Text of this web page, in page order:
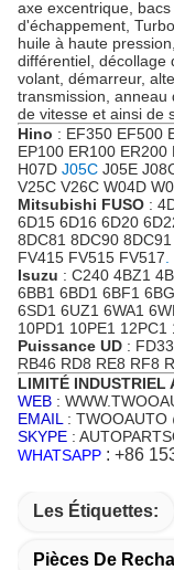
axe excentrique,
d'échappement,
huile à haute
différentiel, décollage
volant, démarreur,
transmission, anneau
de vitesse et ainsi de
Hino : EF350 EF500
EP100 ER100
H07D J05C J05E
V25C V26C W04D
Mitsubishi FUSO :
6D15 6D16 6D20
8DC81 8DC90
FV415 FV515 FV517
Isuzu : C240 4BZ1
6BB1 6BD1 6BF1
6SD1 6UZ1 6WA1
10PD1 10PE1 12PC1
Puissance UD :
RB46 RD8 RE8 RF8
LIMITÉ INDUSTRIEL
WEB :
EMAIL : TWOOAUTO
SKYPE :
WHATSAPP : +86
Les Étiquettes:
Pièces De